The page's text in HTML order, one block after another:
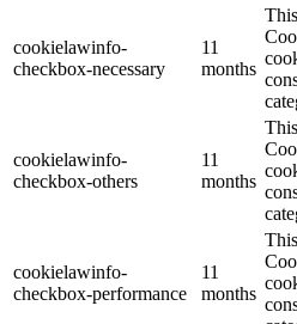
cookielawinfo-
checkbox-necessary
11
months
cookielawinfo-
checkbox-others
11
months
cookielawinfo-
checkbox-performance
11
months